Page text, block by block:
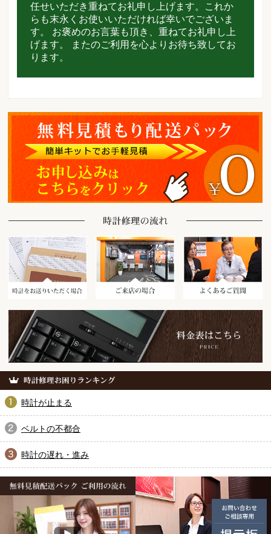
任せいただき重ねてお礼申し上げます。これか
らも末永くお使いいただければ幸いでございま
す。 お褒めのお言葉も頂き、重ねてお礼申し上
げます。 またのご利用を心よりお待ち致してお
ります。
時計をお送りいただく場合ご来店の場合
時計が止まる
ベルトの不都合
時計の遅れ・進み
無料見積配送パック ご利用の